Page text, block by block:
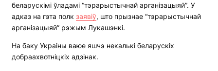
беларускімі ўладамі “тэрарыстычнай арганізацыяй”. У
адказ на гэта полк заявіў, што прызнае “тэрарыстычнай
арганізацыяй” рэжым Лукашэнкі.
На баку Украіны ваюе яшчэ некалькі беларускіх
добраахвотніцкіх адзінак.